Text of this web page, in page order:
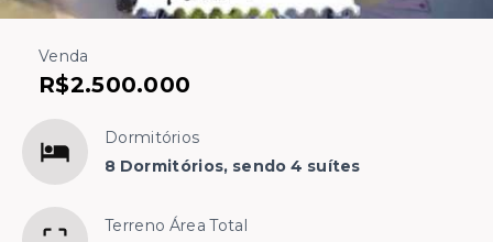
Venda
R$2.500.000
Dormitórios
8 Dormitórios, sendo 4 suítes
Terreno Área Total